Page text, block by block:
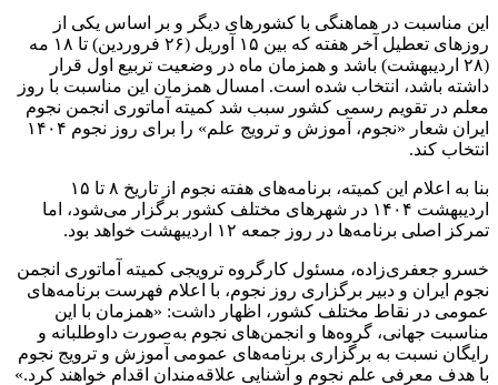
این مناسبت در هماهنگی با کشورهای دیگر و بر اساس یکی از
روزهای تعطیل آخر هفته که بین ۱۵ آوریل (۲۶ فروردین) تا ۱۸ مه
(۲۸ اردیبهشت) باشد و همزمان ماه در وضعیت تربیع اول قرار
داشته باشد، انتخاب شده است. امسال همزمان این مناسبت با روز
معلم در تقویم رسمی کشور سبب شد کمیته آماتوری انجمن نجوم
ایران شعار «نجوم، آموزش و ترویج علم» را برای روز نجوم ۱۴۰۴
انتخاب کند.
بنا به اعلام این کمیته، برنامه‌های هفته نجوم از تاریخ ۸ تا ۱۵
اردیبهشت ۱۴۰۴ در شهرهای مختلف کشور برگزار می‌شود، اما
تمرکز اصلی برنامه‌ها در روز جمعه ۱۲ اردیبهشت خواهد بود.
خسرو جعفری‌زاده، مسئول کارگروه ترویجی کمیته آماتوری انجمن
نجوم ایران و دبیر برگزاری روز نجوم، با اعلام فهرست برنامه‌های
عمومی در نقاط مختلف کشور، اظهار داشت: «همزمان با این
مناسبت جهانی، گروه‌ها و انجمن‌های نجوم به‌صورت داوطلبانه و
رایگان نسبت به برگزاری برنامه‌های عمومی آموزش و ترویج نجوم
با هدف معرفی علم نجوم و آشنایی علاقه‌مندان اقدام خواهند کرد.»